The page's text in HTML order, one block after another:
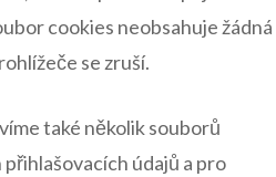
cookies neobsahuje žádná
se zruší.
také několik souborů
údajů a pro